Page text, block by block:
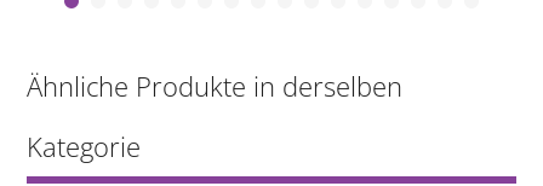
Ähnliche Produkte in derselben
Kategorie